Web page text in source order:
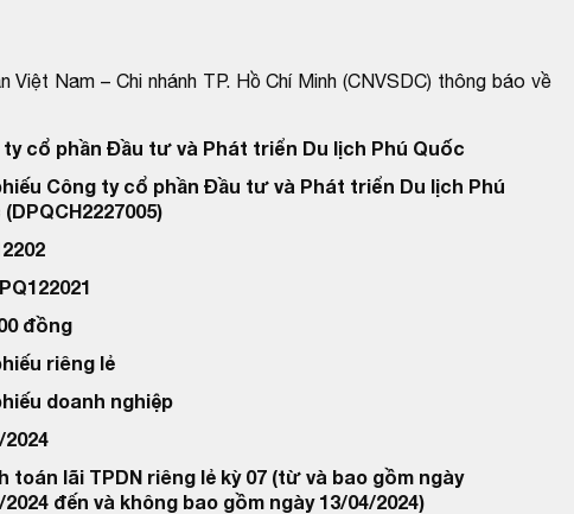
Nam – Chi nhánh TP. Hồ Chí Minh (CNVSDC) thông báo về
ty cổ phần Đầu tư và Phát triển Du lịch Phú Quốc
Công ty cổ phần Đầu tư và Phát triển Du lịch Phú
đồng
riêng lẻ
doanh nghiệp
2024
toán lãi TPDN riêng lẻ kỳ 07 (từ và bao gồm ngày
2024 đến và không bao gồm ngày 13/04/2024)